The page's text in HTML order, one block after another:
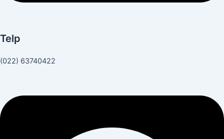
Telp
(022) 63740422